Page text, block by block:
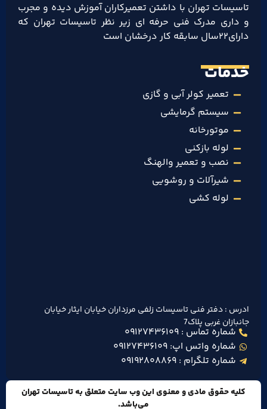
تاسیسات تهران با داشتن تعمیرکاران آموزش دیده و مجرب
و داری مدرک فنی حرفه ای زیر نظر تاسیسات تهران که
دارای۲۲سال سابقه کار درخشان است
خدمات
تعمیر کولر آبی و گازی
سیستم گرمایشی
موتورخانه
لوله بازکنی
نصب و تعمیر والهنگ
شیرآلات و روشویی
لوله کشی
ادرس : دفتر فنی تاسیسات زلفی مرزداران خیابان ایثار خیابان
جانبازان غربی پلاک7
شماره تماس : ۰۹۱۲۷۴۳۶۱۰۹
شماره واتس اپ: ۰۹۱۲۷۴۳۶۱۰۹
شماره تلگرام : ۰۹۱۹۲۸۰۸۸۶۹
کلیه حقوق مادی و معنوی این وب سایت متعلق به تاسیسات تهران
می‌باشد.